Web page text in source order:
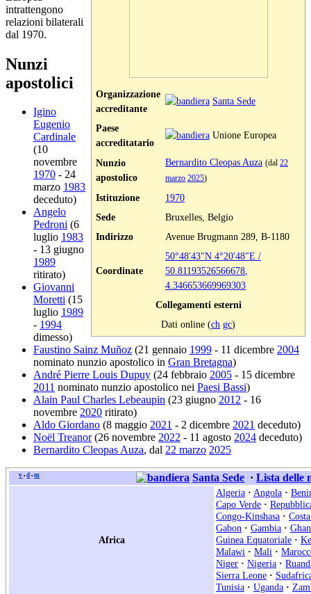
Organizzazione
accreditante
Santa Sede
Paese
accreditatario
Unione Europea
Nunzio
apostolico
Bernardito Cleopas Auza (dal 22
marzo 2025)
Istituzione
1970
Sede
Bruxelles, Belgio
Indirizzo
Avenue Brugmann 289, B-1180
Coordinate
50°48′43″N 4°20′48″E /
50.81193526566678
4.346653669969303
Collegamenti esterni
Dati online (ch gc)
intrattengono
relazioni bilaterali
dal 1970.
Nunzi
apostolici
Igino
Eugenio
Cardinale
(10
novembre
1970 - 24
marzo 1983
deceduto)
Angelo
Pedroni (6
luglio 1983
- 13 giugno
1989
ritirato)
Giovanni
Moretti (15
luglio 1989
- 1994
dimesso)
Faustino Sainz Muñoz (21 gennaio 1999 - 11 dicembre 2004
nominato nunzio apostolico in Gran Bretagna)
André Pierre Louis Dupuy (24 febbraio 2005 - 15 dicembre
2011 nominato nunzio apostolico nei Paesi Bassi)
Alain Paul Charles Lebeaupin (23 giugno 2012 - 16
novembre 2020 ritirato)
Aldo Giordano (8 maggio 2021 - 2 dicembre 2021 deceduto)
Noël Treanor(26 novembre 2022 - 11 agosto 2024 deceduto)
Bernardito Cleopas Auza, dal 22 marzo 2025
v • d • m Santa Sede · Lista delle
Africa
Algeria · Angola ·
Capo Verde ·
Congo-Kinshasa ·
Gabon · Gambia ·
Guinea Equatoriale ·
Malawi · Mali ·
Niger · Nigeria ·
Sierra Leone ·
Tunisia · Uganda ·